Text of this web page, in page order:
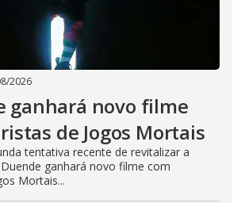
2026
ganhará novo filme
de Jogos Mortais
tentativa recente de revitalizar a
ganhará novo filme com
Mortais...